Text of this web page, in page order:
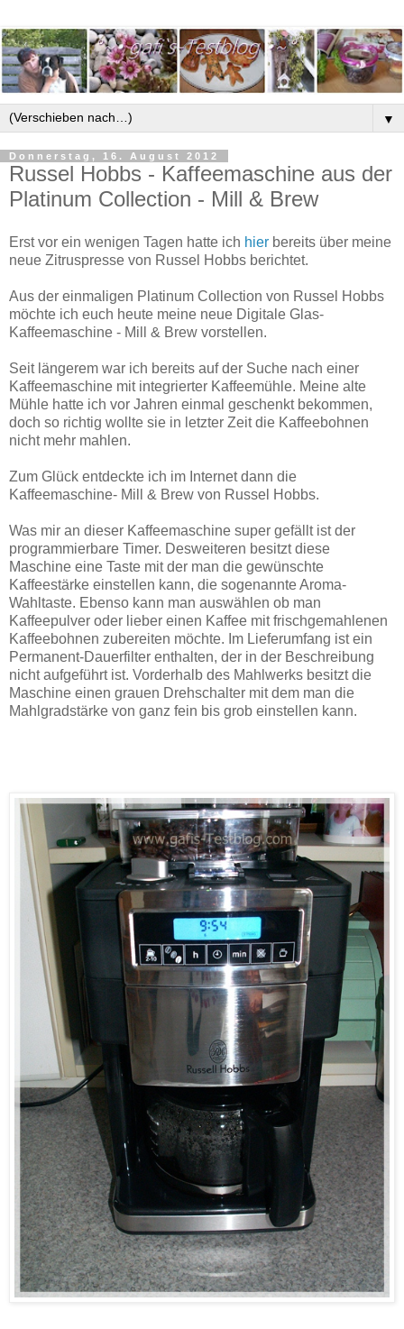
▼
Donnerstag, 16. August 2012
Russel Hobbs - Kaffeemaschine aus der
Platinum Collection - Mill & Brew
Erst vor ein wenigen Tagen hatte ich hier bereits über meine
neue Zitruspresse von Russel Hobbs berichtet.
Aus der einmaligen Platinum Collection von Russel Hobbs
möchte ich euch heute meine neue Digitale Glas-
Kaffeemaschine - Mill & Brew vorstellen.
Seit längerem war ich bereits auf der Suche nach einer
Kaffeemaschine mit integrierter Kaffeemühle. Meine alte
Mühle hatte ich vor Jahren einmal geschenkt bekommen,
doch so richtig wollte sie in letzter Zeit die Kaffeebohnen
nicht mehr mahlen.
Zum Glück entdeckte ich im Internet dann die
Kaffeemaschine- Mill & Brew von Russel Hobbs.
Was mir an dieser Kaffeemaschine super gefällt ist der
programmierbare Timer. Desweiteren besitzt diese
Maschine eine Taste mit der man die gewünschte
Kaffeestärke einstellen kann, die sogenannte Aroma-
Wahltaste. Ebenso kann man auswählen ob man
Kaffeepulver oder lieber einen Kaffee mit frischgemahlenen
Kaffeebohnen zubereiten möchte. Im Lieferumfang ist ein
Permanent-Dauerfilter enthalten, der in der Beschreibung
nicht aufgeführt ist. Vorderhalb des Mahlwerks besitzt die
Maschine einen grauen Drehschalter mit dem man die
Mahlgradstärke von ganz fein bis grob einstellen kann.